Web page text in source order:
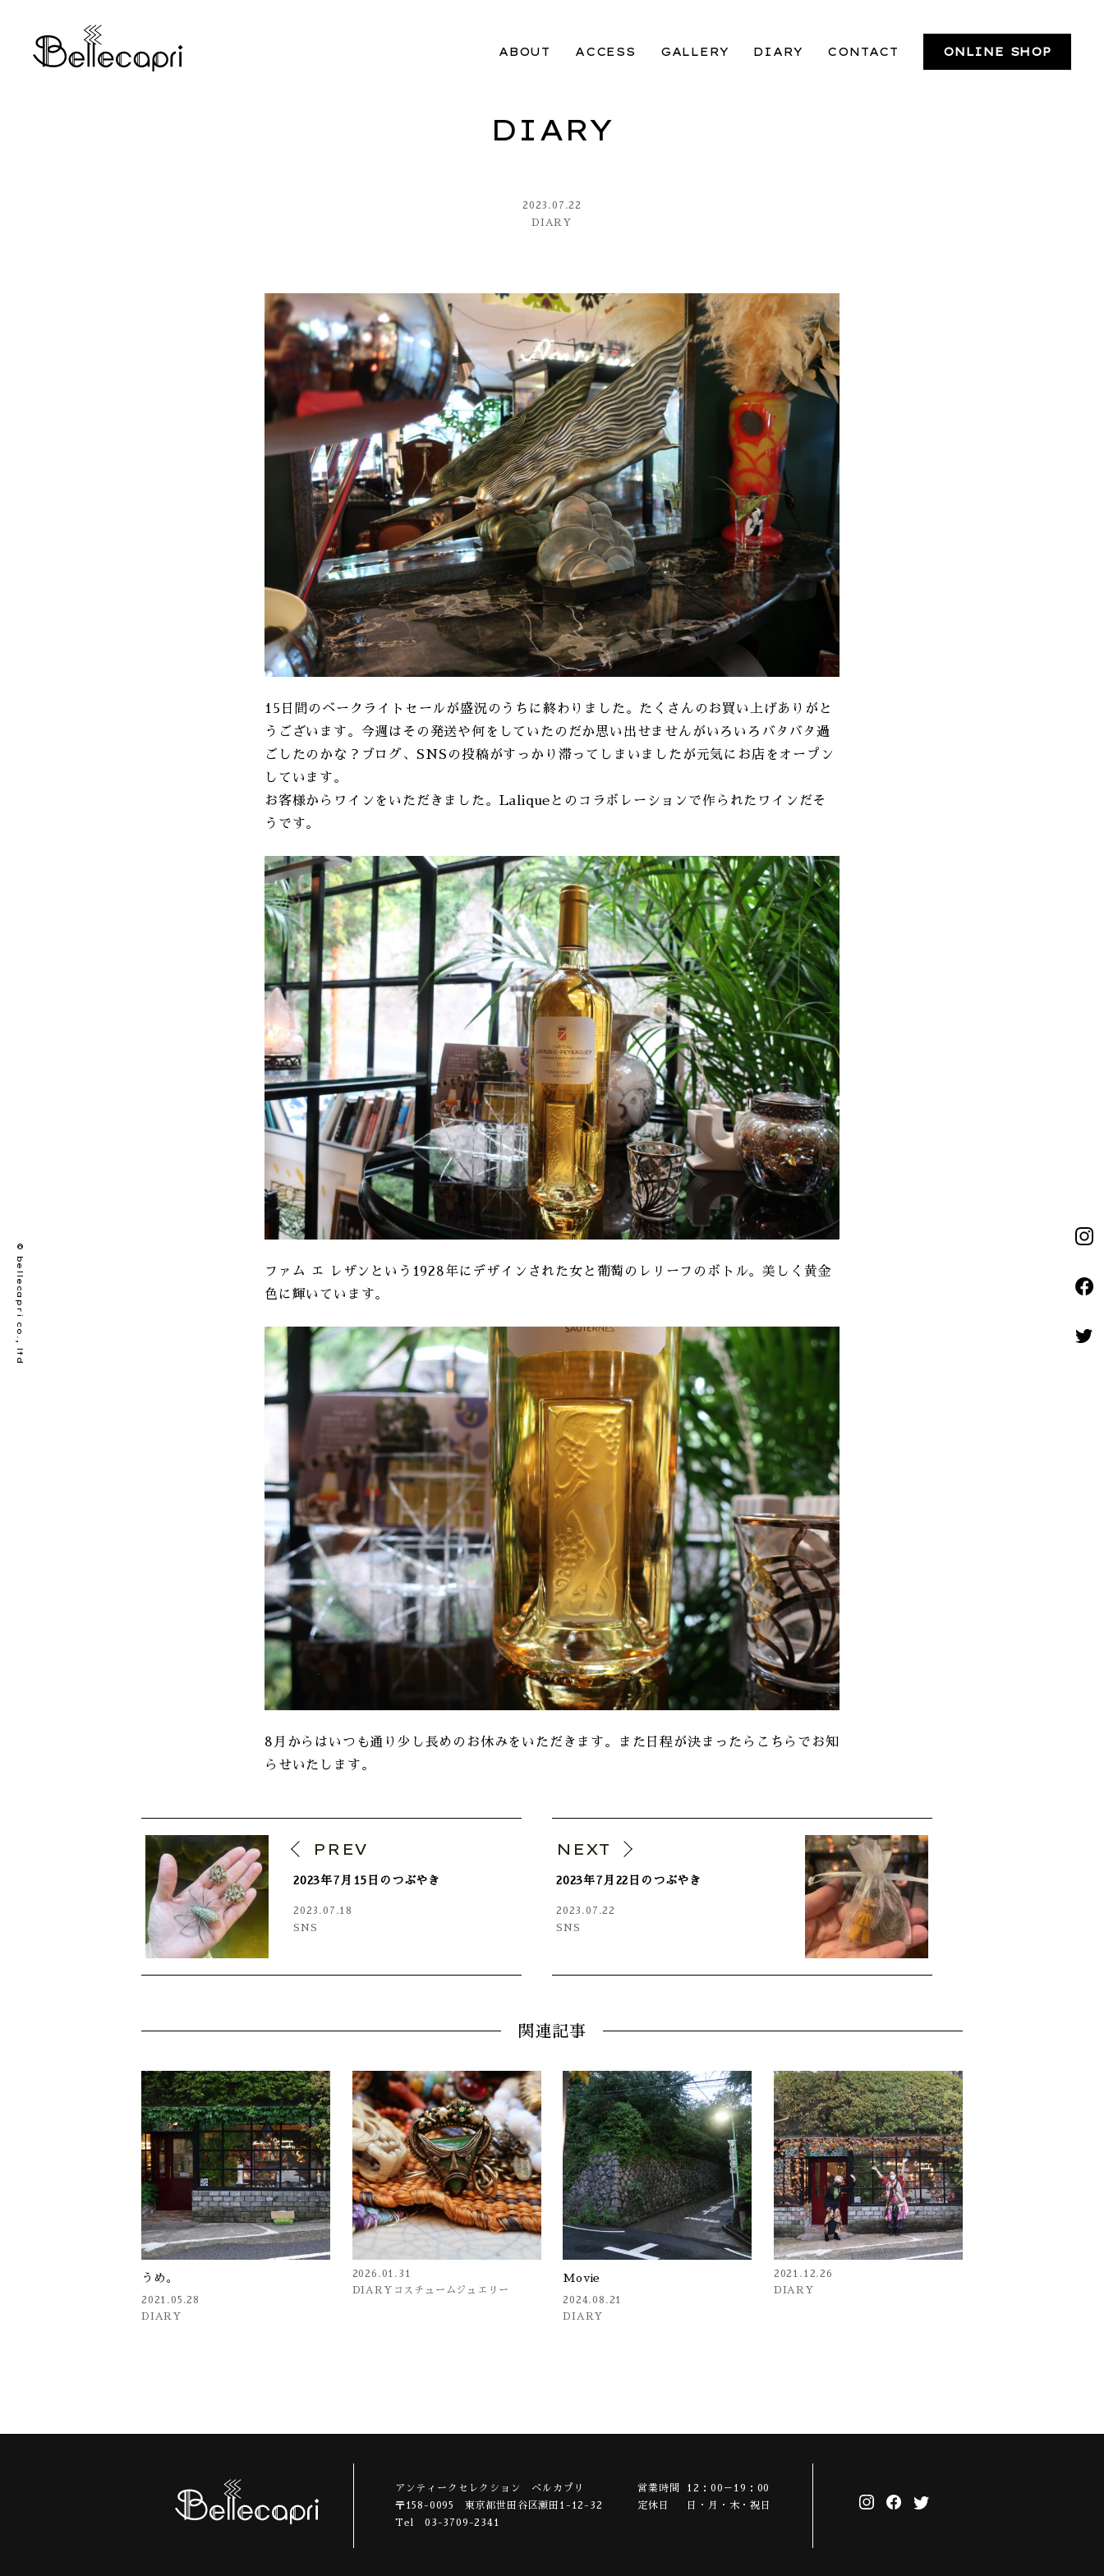
ABOUT ACCESS GALLERY DIARY CONTACT ONLINE SHOP
DIARY
2023.07.22
DIARY
15日間のベークライトセールが盛況のうちに終わりました。たくさんのお買い上げありがと
うございます。今週はその発送や何をしていたのだか思い出せませんがいろいろバタバタ過
ごしたのかな？ブログ、SNSの投稿がすっかり滞ってしまいましたが元気にお店をオープン
しています。
お客様からワインをいただきました。Laliqueとのコラボレーションで作られたワインだそ
うです。
ファム エ レザンという1928年にデザインされた女と葡萄のレリーフのボトル。美しく黄金
色に輝いています。
8月からはいつも通り少し長めのお休みをいただきます。また日程が決まったらこちらでお知
らせいたします。
PREV
2023年7月15日のつぶやき
2023.07.18
SNS
NEXT
2023年7月22日のつぶやき
2023.07.22
SNS
関連記事
うめ。
2021.05.28
DIARY
2026.01.31
DIARY コスチュームジュエリー
Movie
2024.08.21
DIARY
2021.12.26
DIARY
アンティークセレクション ベルカプリ
〒158-0095 東京都世田谷区瀬田1-12-32
Tel 03-3709-2341
営業時間
12：00－19：00
定休日
日・月・木・祝日
© bellecapri co., ltd